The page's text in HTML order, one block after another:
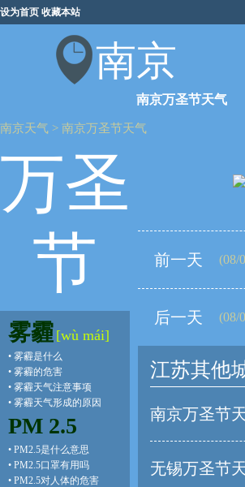
设为首页 收藏本站
南京
南京万圣节天气
南京天气 > 南京万圣节天气
万圣
节
雾霾 [wù mái]
• 雾霾是什么
• 雾霾的危害
• 雾霾天气注意事项
• 雾霾天气形成的原因
PM 2.5
• PM2.5是什么意思
• PM2.5口罩有用吗
• PM2.5对人体的危害
前一天 (08/
后一天 (08/
江苏其他
南京万圣节
无锡万圣节